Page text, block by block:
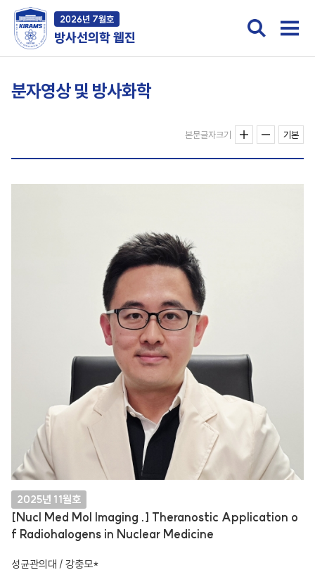
2026년 7월호
방사선의학 웹진
분자영상 및 방사화학
본문글자크기 기본
2025년 11월호
[Nucl Med Mol Imaging .] Theranostic Application o
f Radiohalogens in Nuclear Medicine
성균관의대 / 강충모*